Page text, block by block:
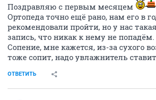
Поздравляю с первым месяцем
Ортопеда точно ещё рано, нам его в
рекомендовали пройти, но у нас
запись, что никак к нему не попадём.
Сопение, мне кажется, из-за сухого
тоже сопит, надо увлажнитель
ОТВЕТИТЬ